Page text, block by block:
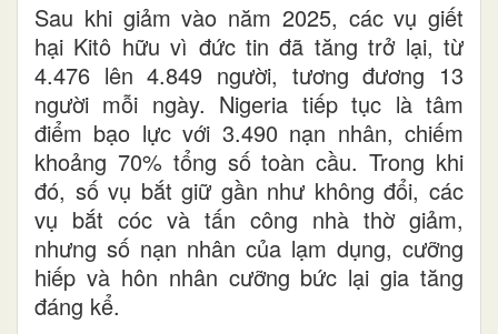
Sau khi giảm vào năm 2025, các vụ giết
hại Kitô hữu vì đức tin đã tăng trở lại, từ
4.476 lên 4.849 người, tương đương 13
người mỗi ngày. Nigeria tiếp tục là tâm
điểm bạo lực với 3.490 nạn nhân, chiếm
khoảng 70% tổng số toàn cầu. Trong khi
đó, số vụ bắt giữ gần như không đổi, các
vụ bắt cóc và tấn công nhà thờ giảm,
nhưng số nạn nhân của lạm dụng, cưỡng
hiếp và hôn nhân cưỡng bức lại gia tăng
đáng kể.